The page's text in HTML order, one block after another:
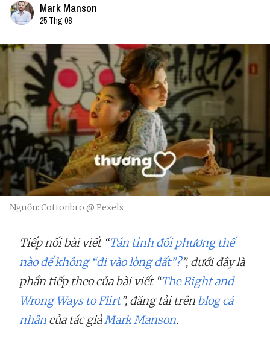
Mark Manson
25 Thg 08
Nguồn: Cottonbro @ Pexels
Tiếp nối bài viết “Tán tỉnh đối phương thế
nào để không “đi vào lòng đất”?”, dưới đây là
phần tiếp theo của bài viết “The Right and
Wrong Ways to Flirt”, đăng tải trên blog cá
nhân của tác giảMark Manson.